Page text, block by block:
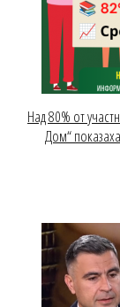
Над 80% от
Дом“